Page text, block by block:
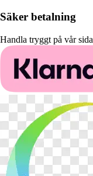
Säker betalning
Handla tryggt på vår sida